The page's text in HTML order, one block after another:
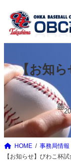
を
ス
ッ
プ
【お知ら
HOME 事務局情報
【お知らせ】びわこ杯